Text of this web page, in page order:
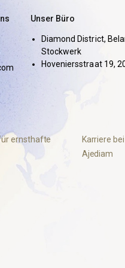
Unser Büro
Diamond District,
Stockwerk
Hoveniersstraat 19,
ernsthafte
Karriere bei
Ajediam